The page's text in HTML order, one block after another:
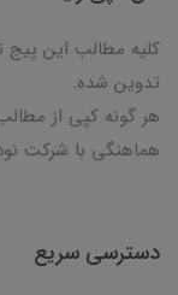
کلیه مطالب این
تدوین شده.
هر گونه کپی از
هماهنگی با شرکت
دسترسی سریع